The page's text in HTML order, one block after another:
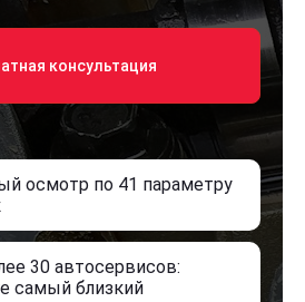
консультация
осмотр по 41 параметру
30 автосервисов:
самый близкий